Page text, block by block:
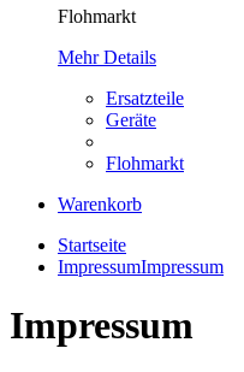
Flohmarkt
Mehr Details
Ersatzteile
Geräte
Flohmarkt
Warenkorb
Startseite
ImpressumImpressum
Impressum